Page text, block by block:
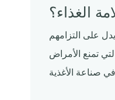
الغذاء؟
على التزامهم
تمنع الأمراض